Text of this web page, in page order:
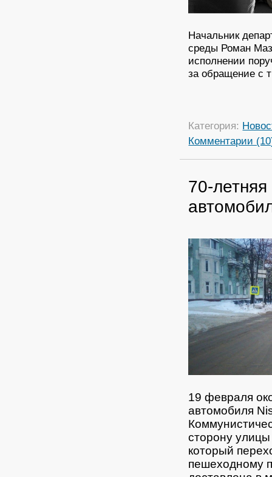
Начальник
среды Роман
исполнении
за обращение с
Категория:
Комментарии
70-
19 февраля
автомобиля
сторону
который
пешеходному